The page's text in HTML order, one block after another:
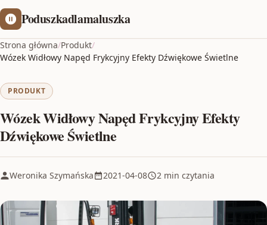
Poduszkadlamaluszka
Strona główna/Produkt/
Wózek Widłowy Napęd Frykcyjny Efekty Dźwiękowe Świetlne
PRODUKT
Wózek Widłowy Napęd Frykcyjny Efekty
Dźwiękowe Świetlne
Weronika Szymańska 2021-04-08 2 min czytania